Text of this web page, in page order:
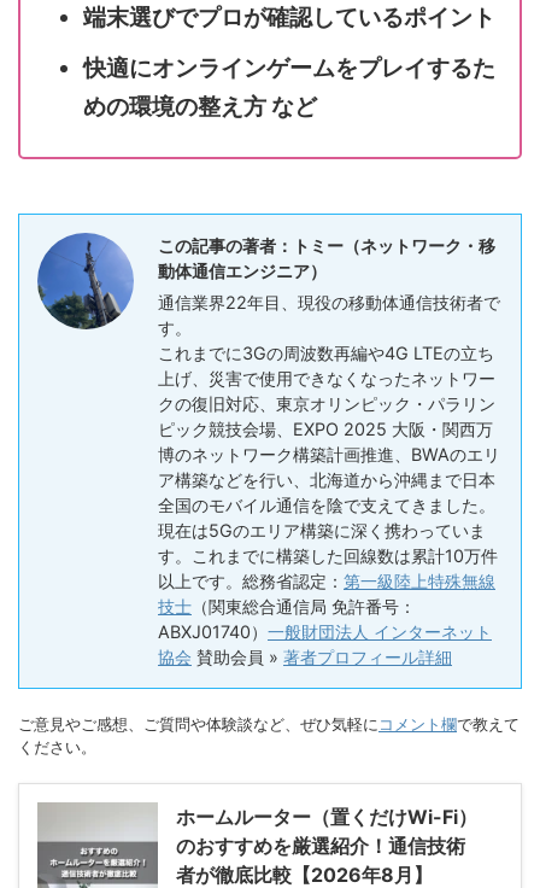
端末選びでプロが確認しているポイント
快適にオンラインゲームをプレイするた
めの環境の整え方 など
この記事の著者：トミー（ネットワーク・移
動体通信エンジニア）
通信業界22年目、現役の移動体通信技術者で
す。
これまでに3Gの周波数再編や4G LTEの立ち
上げ、災害で使用できなくなったネットワー
クの復旧対応、東京オリンピック・パラリン
ピック競技会場、EXPO 2025 大阪・関西万
博のネットワーク構築計画推進、BWAのエリ
ア構築などを行い、北海道から沖縄まで日本
全国のモバイル通信を陰で支えてきました。
現在は5Gのエリア構築に深く携わっていま
す。これまでに構築した回線数は累計10万件
以上です。総務省認定： 第一級陸上特殊無線
技士 （関東総合通信局 免許番号：
ABXJ01740） 一般財団法人 インターネット
協会 賛助会員 » 著者プロフィール詳細
ご意見やご感想、ご質問や体験談など、ぜひ気軽に コメント欄で教えて
ください。
ホームルーター（置くだけWi-Fi）
のおすすめを厳選紹介！通信技術
者が徹底比較【2026年8月】